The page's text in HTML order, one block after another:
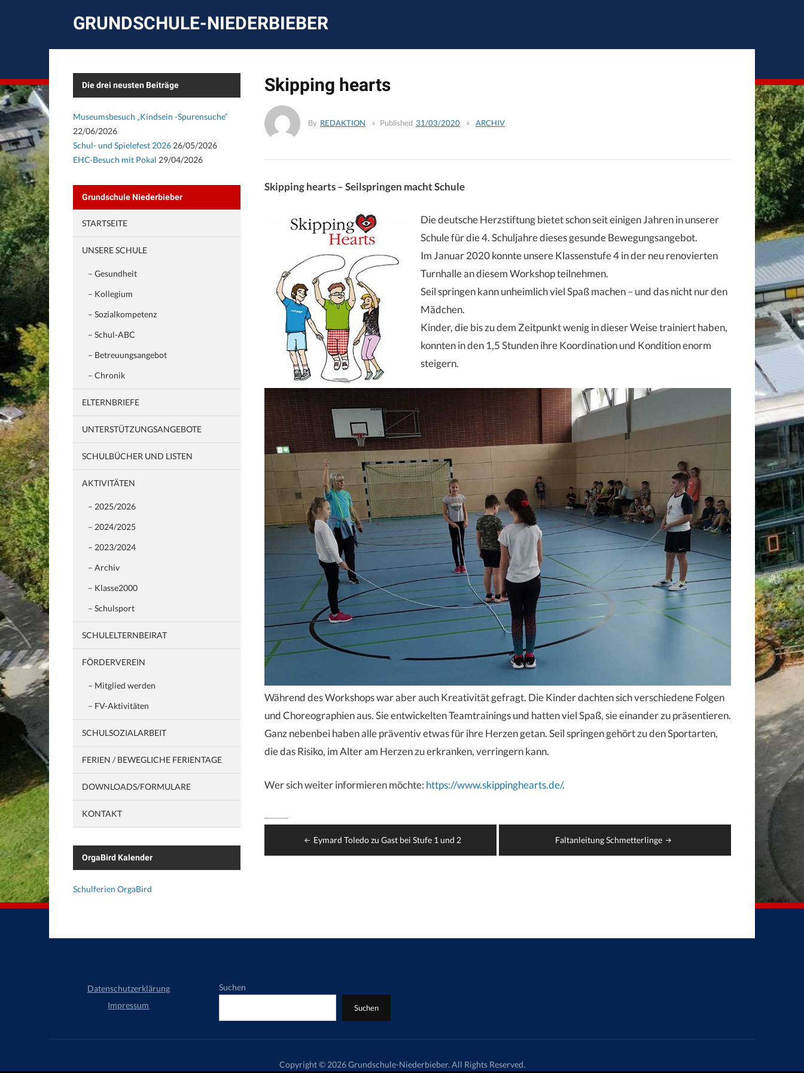
GRUNDSCHULE-NIEDERBIEBER
Skipping hearts
By REDAKTION Published 31/03/2020 ARCHIV
Skipping hearts – Seilspringen macht Schule
Die deutsche Herzstiftung bietet schon seit einigen Jahren in unserer
Schule für die 4. Schuljahre dieses gesunde Bewegungsangebot.
Im Januar 2020 konnte unsere Klassenstufe 4 in der neu renovierten
Turnhalle an diesem Workshop teilnehmen.
Seil springen kann unheimlich viel Spaß machen – und das nicht nur den
Mädchen.
Kinder, die bis zu dem Zeitpunkt wenig in dieser Weise trainiert haben,
konnten in den 1,5 Stunden ihre Koordination und Kondition enorm
steigern.
Während des Workshops war aber auch Kreativität gefragt. Die Kinder dachten sich verschiedene Folgen
und Choreographien aus. Sie entwickelten Teamtrainings und hatten viel Spaß, sie einander zu präsentieren.
Ganz nebenbei haben alle präventiv etwas für ihre Herzen getan. Seil springen gehört zu den Sportarten,
die das Risiko, im Alter am Herzen zu erkranken, verringern kann.
Wer sich weiter informieren möchte:https://www.skippinghearts.de/.
Eymard Toledo zu Gast bei Stufe 1 und 2 Faltanleitung Schmetterlinge
Die drei neusten Beiträge
Museumsbesuch „Kindsein -Spurensuche“
22/06/2026
Schul- und Spielefest 2026 26/05/2026
EHC-Besuch mit Pokal 29/04/2026
Grundschule Niederbieber
STARTSEITE
UNSERE SCHULE
– Gesundheit
– Kollegium
– Sozialkompetenz
– Schul-ABC
– Betreuungsangebot
– Chronik
ELTERNBRIEFE
UNTERSTÜTZUNGSANGEBOTE
SCHULBÜCHER UND LISTEN
AKTIVITÄTEN
– 2025/2026
– 2024/2025
– 2023/2024
– Archiv
– Klasse2000
– Schulsport
SCHULELTERNBEIRAT
FÖRDERVEREIN
– Mitglied werden
– FV-Aktivitäten
SCHULSOZIALARBEIT
FERIEN / BEWEGLICHE FERIENTAGE
DOWNLOADS/FORMULARE
KONTAKT
OrgaBird Kalender
Schulferien OrgaBird
Datenschutzerklärung
Impressum
Suchen
Suchen
Copyright © 2026 Grundschule-Niederbieber. All Rights Reserved.